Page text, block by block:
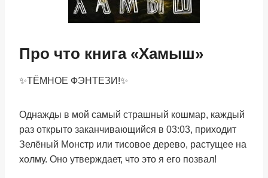
Про что книга «Хамыш»
✨ТЁМНОЕ ФЭНТЕЗИ!✨
Однажды в мой самый страшный кошмар, каждый
раз открыто заканчивающийся в 03:03, приходит
Зелёный Монстр или тисовое дерево, растущее на
холму. Оно утверждает, что это я его позвал!